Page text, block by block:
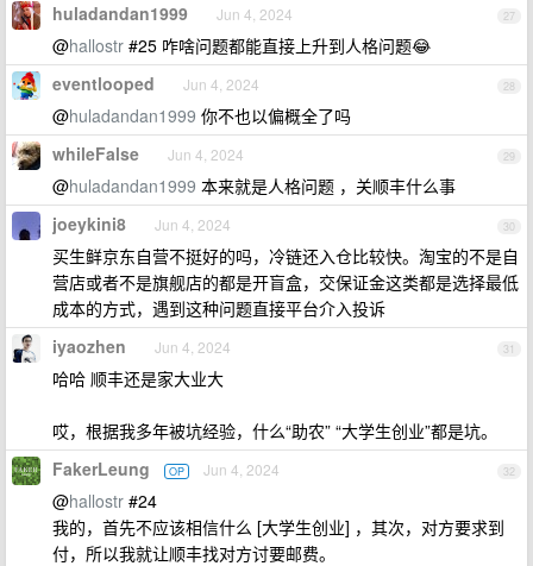
27
huladandan1999 Jun 4, 2024
@hallostr #25 咋啥问题都能直接上升到人格问题😂
28
eventlooped Jun 4, 2024
@huladandan1999 你不也以偏概全了吗
29
whileFalse Jun 4, 2024
@huladandan1999 本来就是人格问题 ，关顺丰什么事
30
joeykini8 Jun 4, 2024
买生鲜京东自营不挺好的吗，冷链还入仓比较快。淘宝的不是自
营店或者不是旗舰店的都是开盲盒，交保证金这类都是选择最低
成本的方式，遇到这种问题直接平台介入投诉
31
iyaozhen Jun 4, 2024
哈哈 顺丰还是家大业大
哎，根据我多年被坑经验，什么“助农” “大学生创业”都是坑。
32
FakerLeung OP Jun 4, 2024
@hallostr #24
我的，首先不应该相信什么 [大学生创业] ，其次，对方要求到
付，所以我就让顺丰找对方讨要邮费。